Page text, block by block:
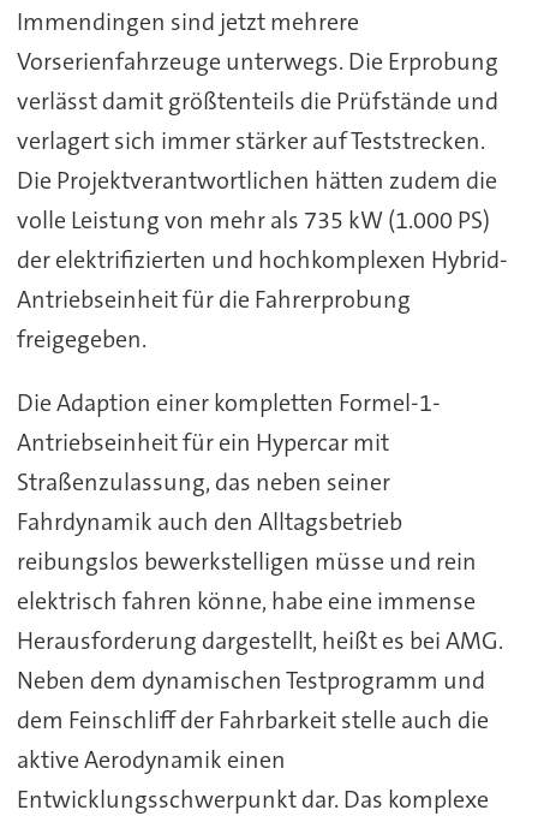
Immendingen sind jetzt mehrere
Vorserienfahrzeuge unterwegs. Die Erprobung
verlässt damit größtenteils die Prüfstände und
verlagert sich immer stärker auf Teststrecken.
Die Projektverantwortlichen hätten zudem die
volle Leistung von mehr als 735 kW (1.000 PS)
der elektrifizierten und hochkomplexen Hybrid-
Antriebseinheit für die Fahrerprobung
freigegeben.
Die Adaption einer kompletten Formel-1-
Antriebseinheit für ein Hypercar mit
Straßenzulassung, das neben seiner
Fahrdynamik auch den Alltagsbetrieb
reibungslos bewerkstelligen müsse und rein
elektrisch fahren könne, habe eine immense
Herausforderung dargestellt, heißt es bei AMG.
Neben dem dynamischen Testprogramm und
dem Feinschliff der Fahrbarkeit stelle auch die
aktive Aerodynamik einen
Entwicklungsschwerpunkt dar. Das komplexe